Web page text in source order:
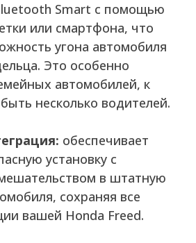
Smart с помощью
или смартфона, что
угона автомобиля
Это особенно
автомобилей, к
несколько водителей.
обеспечивает
установку с
в штатную
сохраняя все
вашей Honda Freed.